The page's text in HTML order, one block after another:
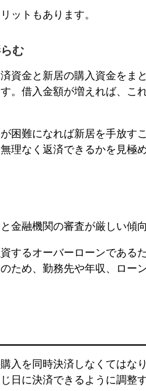
ットもあります。
む
資金と新居の購入資金をま
。借入金額が増えれば、こ
困難になれば新居を手放す
理なく返済できるかを見極
金融機関の審査が厳しい傾
するオーバーローンである
ため、勤務先や年収、ロー
入を同時決済しなくてはな
日に決済できるように調整